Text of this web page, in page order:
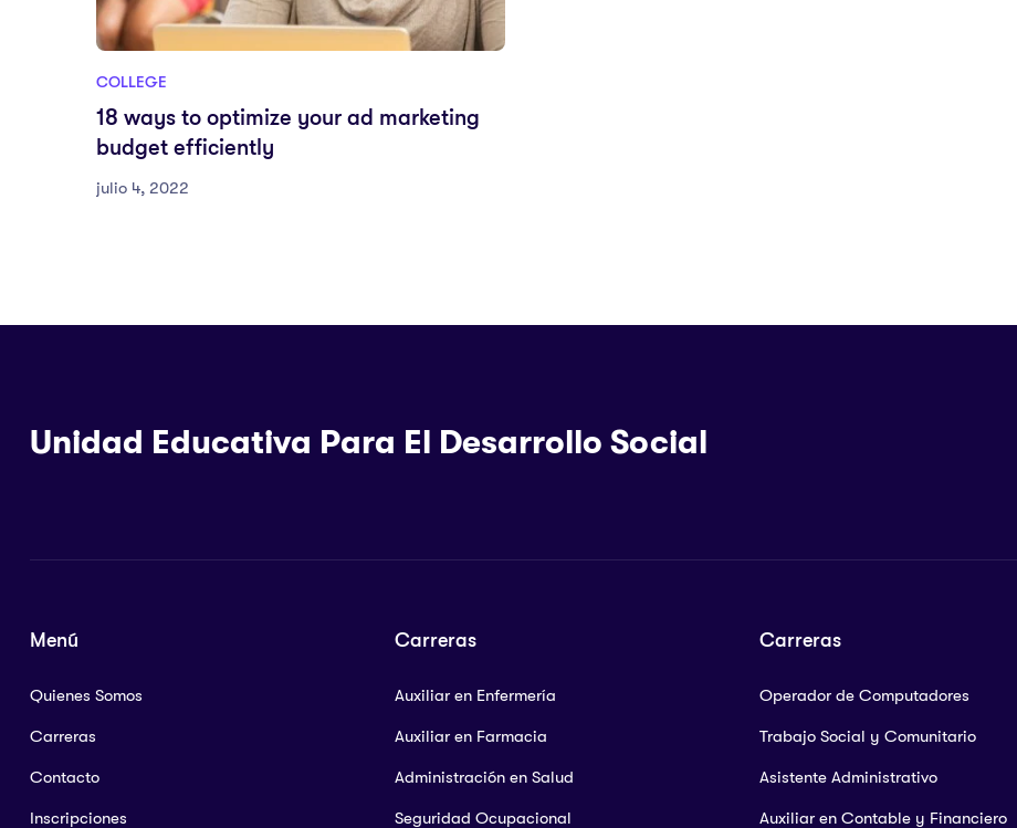
COLLEGE
18 ways to optimize your ad marketing
budget efficiently
julio 4, 2022
Unidad Educativa Para El Desarrollo Social
Menú
Quienes Somos
Carreras
Contacto
Inscripciones
Carreras
Auxiliar en Enfermería
Auxiliar en Farmacia
Administración en Salud
Seguridad Ocupacional
Carreras
Operador de Computadores
Trabajo Social y Comunitario
Asistente Administrativo
Auxiliar en Contable y Financiero